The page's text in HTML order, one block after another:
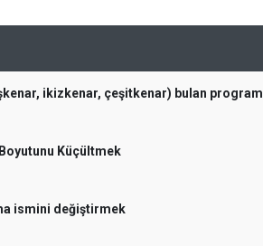
ikizkenar, çeşitkenar) bulan program
Küçültmek
ismini değiştirmek